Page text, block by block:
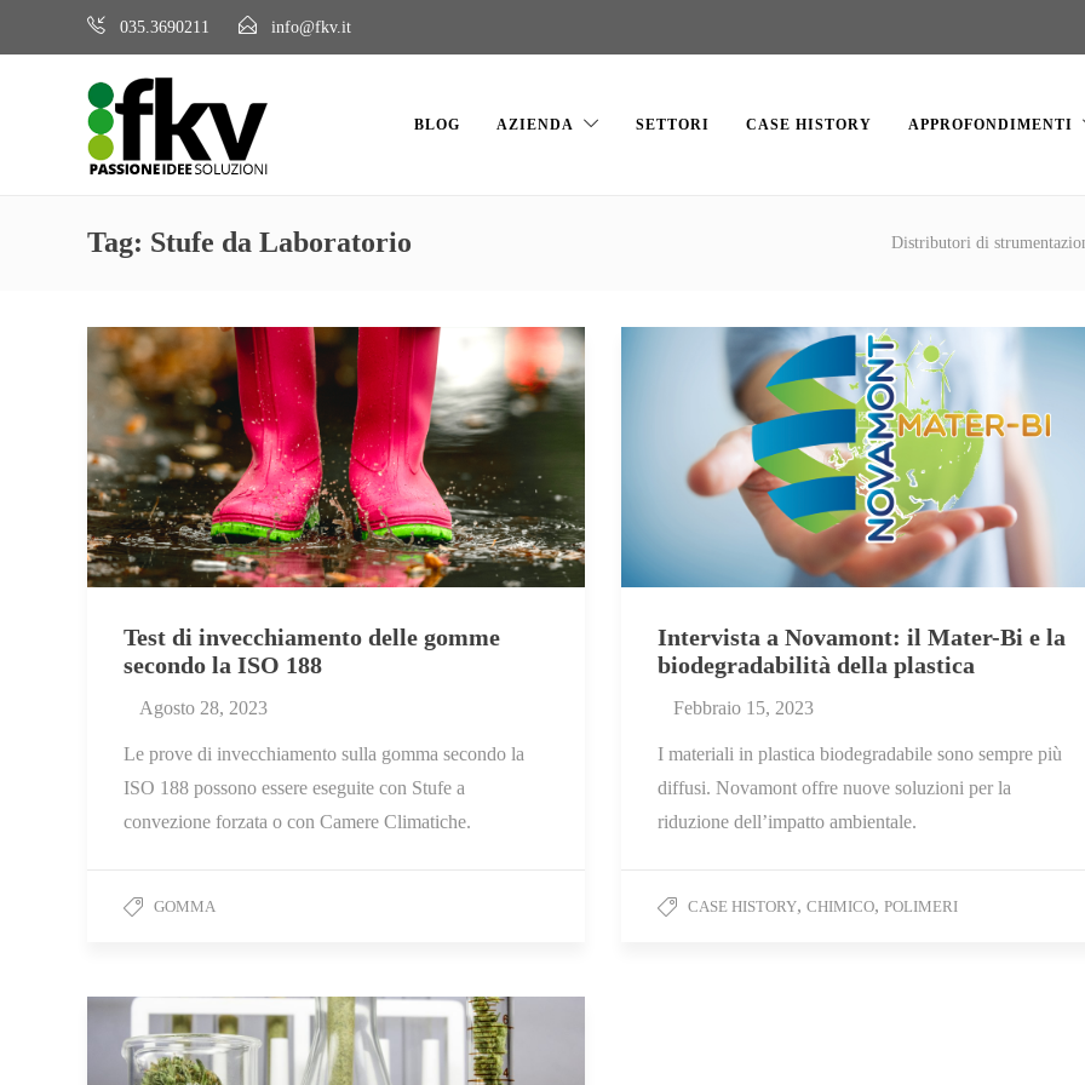
035.3690211 info@fkv.it
BLOG AZIENDA SETTORI CASE HISTORY APPROFONDIMENTI
Tag: Stufe da Laboratorio Distributori di
Test di invecchiamento delle gomme
secondo la ISO 188
Agosto 28, 2023
Le prove di invecchiamento sulla gomma secondo la
ISO 188 possono essere eseguite con Stufe a
convezione forzata o con Camere Climatiche.
GOMMA
Intervista a Novamont: il Mater-Bi e la
biodegradabilità della plastica
Febbraio 15, 2023
I materiali in plastica biodegradabile sono sempre più
diffusi. Novamont offre nuove soluzioni per la
riduzione dell’impatto ambientale.
CASE HISTORY, CHIMICO, POLIMERI